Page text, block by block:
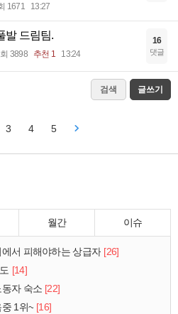
1671 13:27
발 드림팀.
3898 추천 1 13:24
16
댓글
검색 글쓰기
3 4 5
월간 이슈
서 피해야하는 상급자 [26]
[14]
자 숙소 [22]
1위~ [16]